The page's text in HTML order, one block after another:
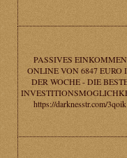
PASSIVES EINKOMMEN
ONLINE VON 6847 EURO
DER WOCHE - DIE
https://darknesstr.com/3qoik